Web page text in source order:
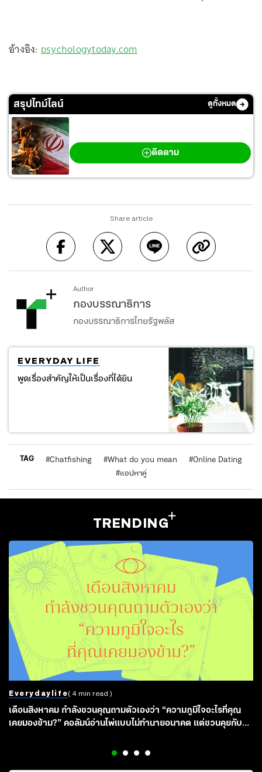
อ้างอิง:psychologytoday.com
สรุปไทม์ไลน์ ดูทั้งหมด
ติดตาม
Share article
Author
กองบรรณาธิการ
กองบรรณาธิการไทยรัฐพลัส
EVERYDAY LIFE
พูดเรื่องสำคัญให้เป็นเรื่องที่ได้ยิน
TAG #Chatfishing #What do you mean #Online Dating
#แอปหาคู่
TRENDING
Everydaylife( 4 min read )
เดือนสิงหาคม กำลังชวนคุณถามตัวเองว่า “ความภูมิใจอะไรที่คุณ
เคยมองข้าม?” คอลัมน์อ่านไพ่แบบไม่ทำนายอนาคต แต่ชวนคุยกับ